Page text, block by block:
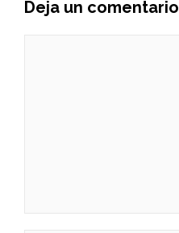
Deja un comentario